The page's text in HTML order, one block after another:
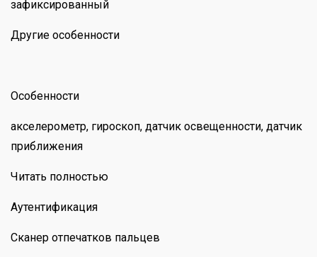
зафиксированный
Другие особенности
Особенности
акселерометр, гироскоп, датчик освещенности, датчик
приближения
Читать полностью
Аутентификация
Сканер отпечатков пальцев